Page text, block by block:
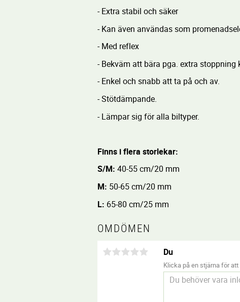
- Extra stabil och säker
- Kan även användas som
- Med reflex
- Bekväm att bära pga. extra stoppning
- Enkel och snabb att ta på och av.
- Stötdämpande.
- Lämpar sig för alla biltyper.
Finns i flera storlekar:
S/M: 40-55 cm/20 mm
M: 50-65 cm/20 mm
L: 65-80 cm/25 mm
OMDÖMEN
Du
Klicka på en stjärna för